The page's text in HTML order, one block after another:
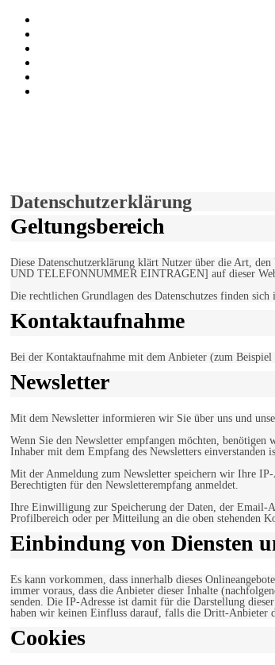
Datenschutzerklärung
Geltungsbereich
Diese Datenschutzerklärung klärt Nutzer über die Art,
UND TELEFONNUMMER EINTRAGEN] auf dieser
Die rechtlichen Grundlagen des Datenschutzes finden
Kontaktaufnahme
Bei der Kontaktaufnahme mit dem Anbieter (zum
Newsletter
Mit dem Newsletter informieren wir Sie über uns und
Wenn Sie den Newsletter empfangen möchten,
Inhaber mit dem Empfang des Newsletters einverstanden
Mit der Anmeldung zum Newsletter speichern wir Ihre IP-
Berechtigten für den Newsletterempfang anmeldet.
Ihre Einwilligung zur Speicherung der Daten, der Email-
Profilbereich oder per Mitteilung an die oben stehenden
Einbindung von Diensten
Es kann vorkommen, dass innerhalb dieses
immer voraus, dass die Anbieter dieser Inhalte
senden. Die IP-Adresse ist damit für die Darstellung
haben wir keinen Einfluss darauf, falls die Dritt-Anbieter
Cookies